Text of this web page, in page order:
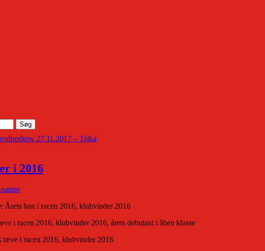
27.11.2017 – Taika
i 2016
: Årets han i racen 2016, klubvinder 2016
i racen 2016, klubvinder 2016, årets debutant i åben klasse
tæve i racen 2016, klubvinder 2016